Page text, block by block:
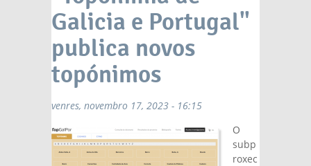
Galicia e Portugal"
publica novos
topónimos
venres, novembro 17, 2023 - 16:15
O
subp
roxec